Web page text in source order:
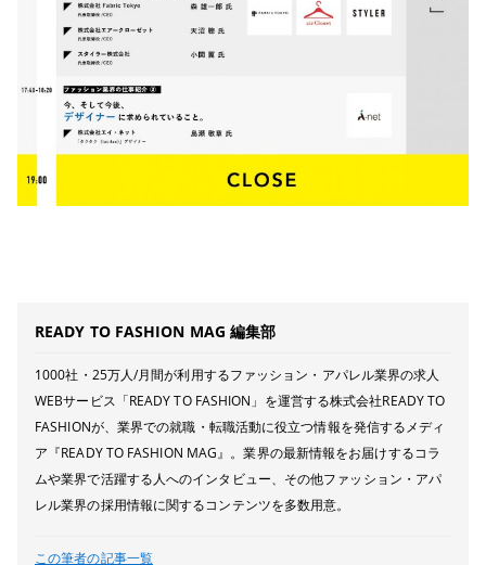
READY TO FASHION MAG 編集部
1000社・25万人/月間が利用するファッション・アパレル業界の求人
WEBサービス「READY TO FASHION」を運営する株式会社READY TO
FASHIONが、業界での就職・転職活動に役立つ情報を発信するメディ
ア『READY TO FASHION MAG』。業界の最新情報をお届けするコラ
ムや業界で活躍する人へのインタビュー、その他ファッション・アパ
レル業界の採用情報に関するコンテンツを多数用意。
この筆者の記事一覧